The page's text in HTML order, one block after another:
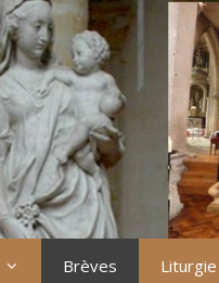
Brèves Liturgie